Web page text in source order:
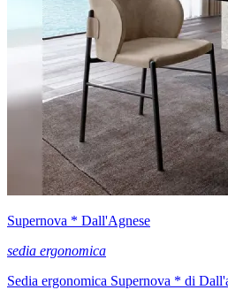
Supernova * Dall'Agnese
sedia ergonomica
Sedia ergonomica Supernova * di